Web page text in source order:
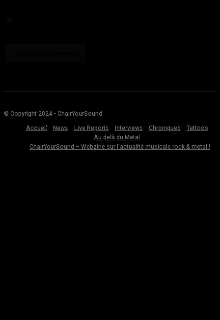
© Copyright 2024 - ChairYourSound
Accueil
News Live Reports Interviews Chroniques
Tattoos
Au delà du Metal
ChairYourSound – Webzine sur l’actualité musicale rock & metal !